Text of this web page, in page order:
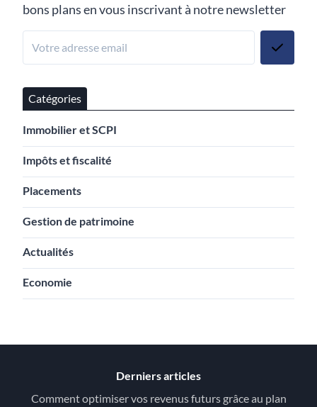
bons plans en vous inscrivant à notre newsletter
Catégories
Immobilier et SCPI
Impôts et fiscalité
Placements
Gestion de patrimoine
Actualités
Economie
Derniers articles
Comment optimiser vos revenus futurs grâce au plan